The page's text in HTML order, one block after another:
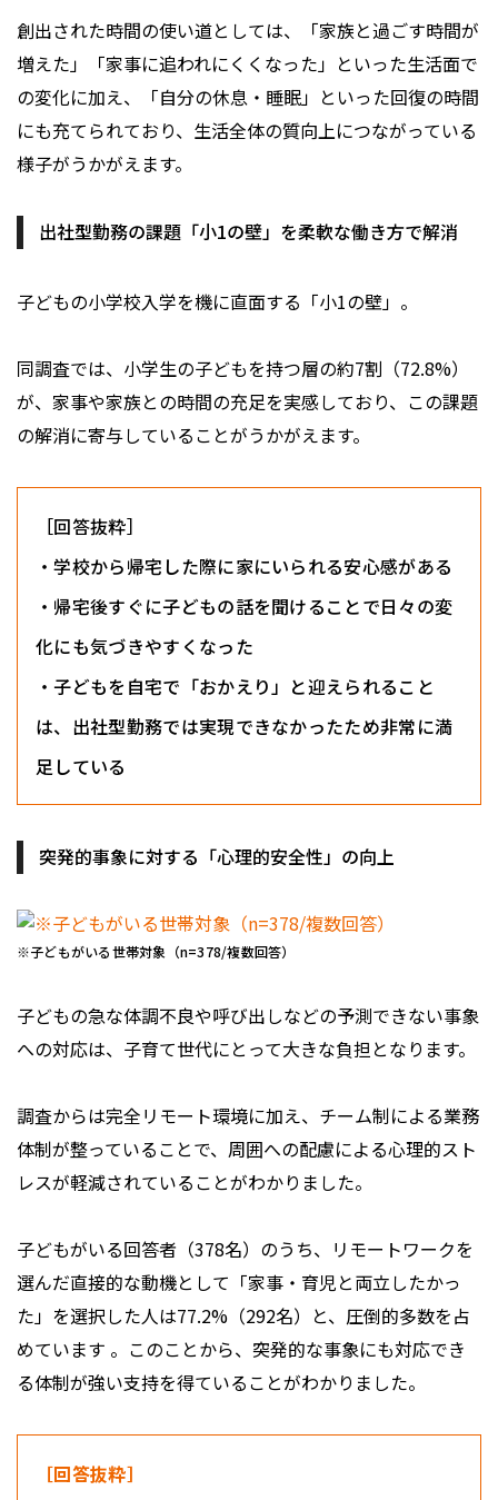
創出された時間の使い道としては、「家族と過ごす時間が
増えた」「家事に追われにくくなった」といった生活面で
の変化に加え、「自分の休息・睡眠」といった回復の時間
にも充てられており、生活全体の質向上につながっている
様子がうかがえます。
出社型勤務の課題「小1の壁」を柔軟な働き方で解消
子どもの小学校入学を機に直面する「小1の壁」。
同調査では、小学生の子どもを持つ層の約7割（72.8%）
が、家事や家族との時間の充足を実感しており、この課題
の解消に寄与していることがうかがえます。
［回答抜粋］
・学校から帰宅した際に家にいられる安心感がある
・帰宅後すぐに子どもの話を聞けることで日々の変
化にも気づきやすくなった
・子どもを自宅で「おかえり」と迎えられること
は、出社型勤務では実現できなかったため非常に満
足している
突発的事象に対する「心理的安全性」の向上
※子どもがいる世帯対象（n=378/複数回答）
子どもの急な体調不良や呼び出しなどの予測できない事象
への対応は、子育て世代にとって大きな負担となります。
調査からは完全リモート環境に加え、チーム制による業務
体制が整っていることで、周囲への配慮による心理的スト
レスが軽減されていることがわかりました。
子どもがいる回答者（378名）のうち、リモートワークを
選んだ直接的な動機として「家事・育児と両立したかっ
た」を選択した人は77.2%（292名）と、圧倒的多数を占
めています 。このことから、突発的な事象にも対応でき
る体制が強い支持を得ていることがわかりました。
［回答抜粋］